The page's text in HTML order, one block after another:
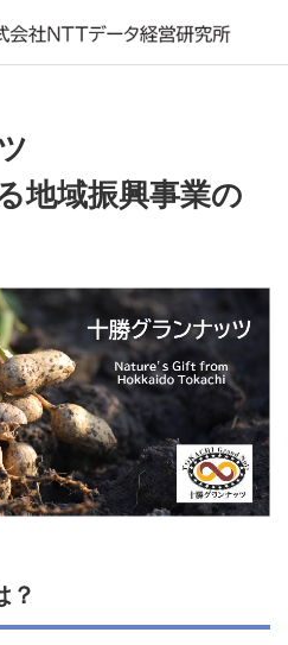
地域振興事業の
？